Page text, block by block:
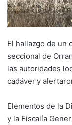
El hallazgo de un
seccional de
las autoridades
cadáver y
Elementos de la
y la Fiscalía